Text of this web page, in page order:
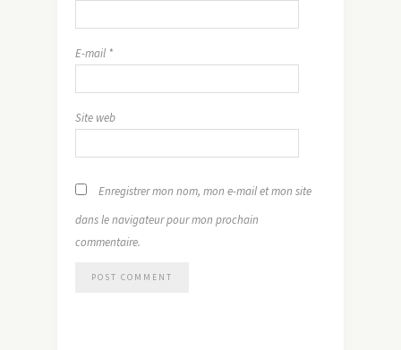
E-mail *
Site web
Enregistrer mon nom, mon e-mail et mon site
dans le navigateur pour mon prochain
commentaire.